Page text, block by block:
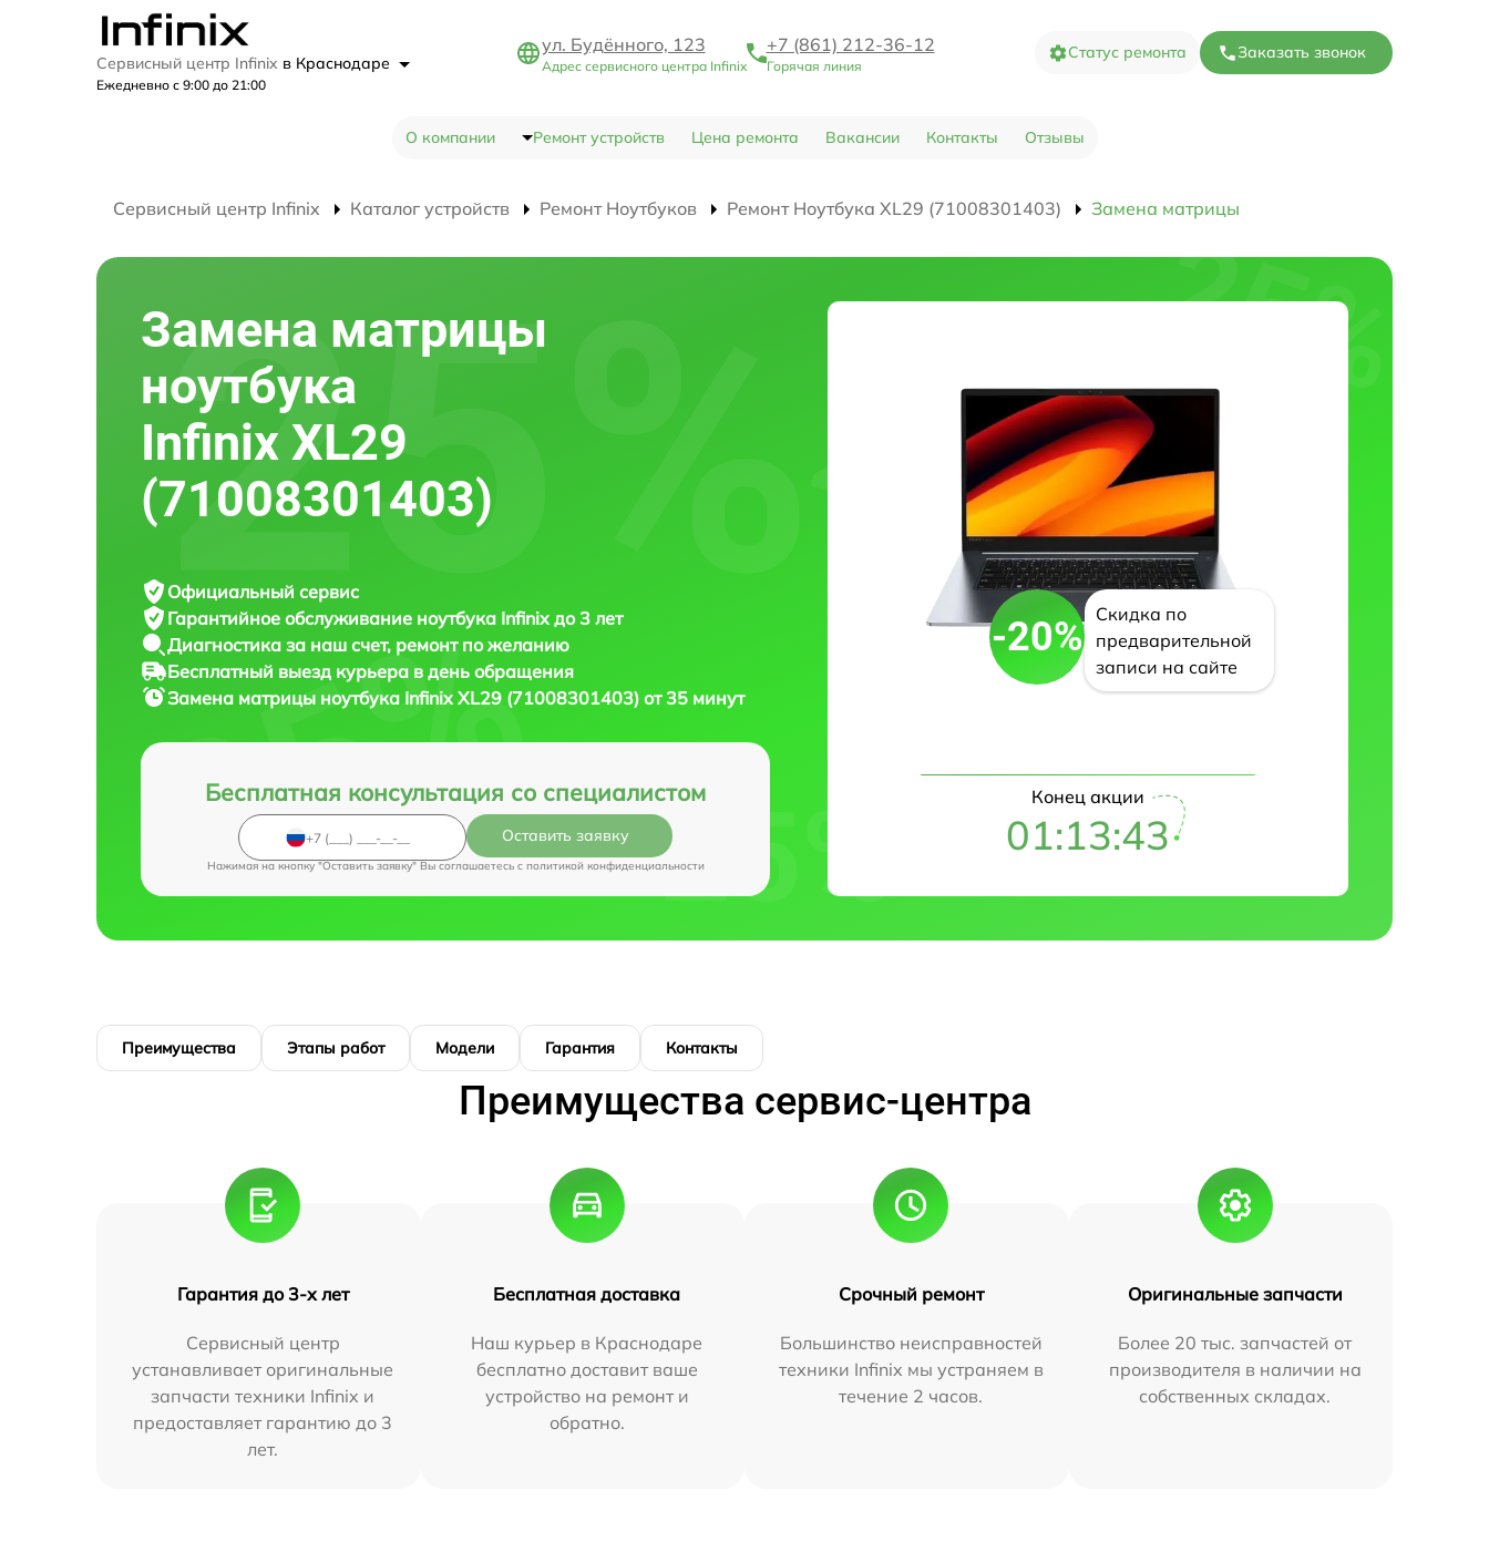
Сервисный центр Infinix в Краснодаре
Ежедневно с 9:00 до 21:00
ул. Будённого, 123
Адрес сервисного центра Infinix
+7 (861) 212-36-12
Горячая линия
Статус ремонта Заказать звонок
О компании Ремонт устройств Цена ремонта Вакансии Контакты Отзывы
Сервисный центр Infinix Каталог устройств Ремонт Ноутбуков Ремонт Ноутбука XL29 (71008301403) Замена матрицы
Замена матрицы
ноутбука
Infinix XL29
(71008301403)
Официальный сервис
Гарантийное обслуживание ноутбука Infinix до 3 лет
Диагностика за наш счет, ремонт по желанию
Бесплатный выезд курьера в день обращения
Замена матрицы ноутбука Infinix XL29 (71008301403) от 35 минут
Бесплатная консультация со специалистом
Оставить заявку
Нажимая на кнопку "Оставить заявку" Вы соглашаетесь c политикой конфиденциальности
-20%
Скидка по
предварительной
записи на сайте
Конец акции
01:13:42
Преимущества Этапы работ Модели Гарантия Контакты
Преимущества сервис-центра
Гарантия до 3-х лет
Сервисный центр
устанавливает оригинальные
запчасти техники Infinix и
предоставляет гарантию до 3
лет.
Бесплатная доставка
Наш курьер в Краснодаре
бесплатно доставит ваше
устройство на ремонт и
обратно.
Срочный ремонт
Большинство неисправностей
техники Infinix мы устраняем в
течение 2 часов.
Оригинальные запчасти
Более 20 тыс. запчастей от
производителя в наличии на
собственных складах.